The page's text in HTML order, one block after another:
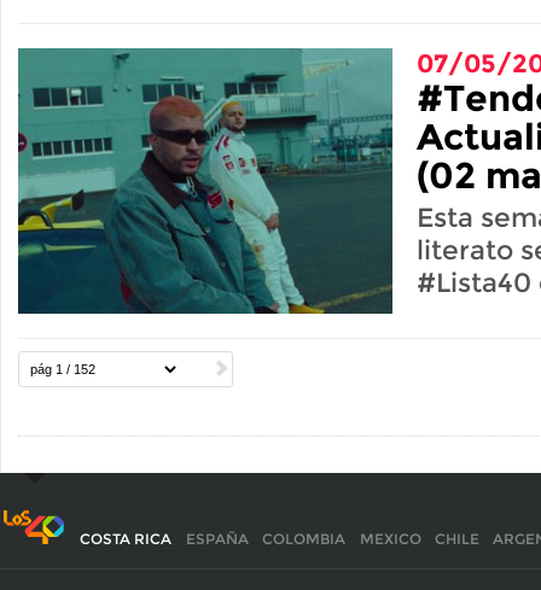
07/05/
(02
Esta
literato
#Lista40
COSTA RICA ESPAÑA COLOMBIA MEXICO CHILE